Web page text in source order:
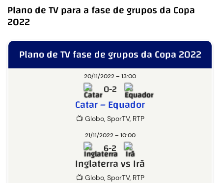
Plano de TV para a fase de grupos da Copa
2022
Plano de TV fase de grupos da Copa 2022
20/11/2022 – 13:00
📺 Globo, SporTV, RTP
0-2
Catar – Equador
21/11/2022 – 10:00
📺 Globo, SporTV, RTP
6-2
Inglaterra vs Irã